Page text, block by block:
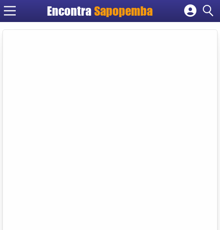
Encontra Sapopemba
Cadastrar empresa